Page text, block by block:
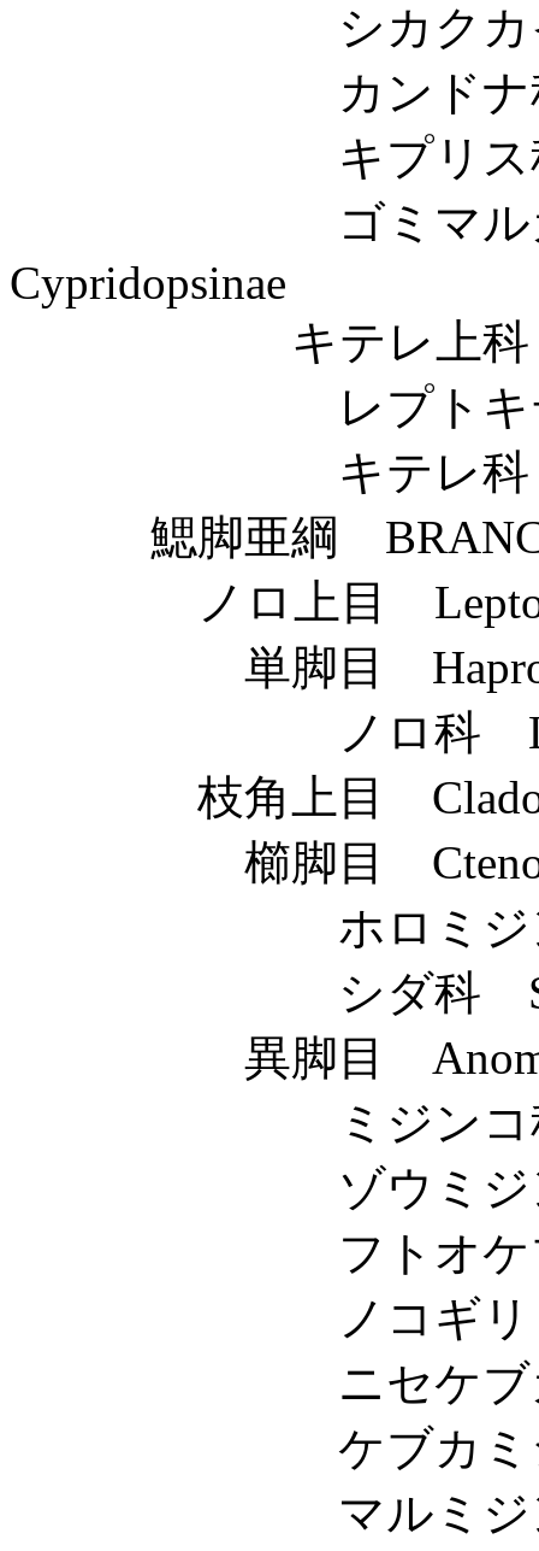
シカクカイミ
カンドナ科
キプリス科
ゴミマルカイ
Cypridopsinae
キテレ上科
レプトキテレ
キテレ科
鰓脚亜綱
ノロ上目
単脚目
ノロ科
枝角上目
櫛脚目
ホロミジンコ
シダ科
異脚目
ミジンコ科
ゾウミジンコ
フトオケブカミ
ノコギリミジン
ニセケブカミジ
ケブカミジンコ
マルミジンコ